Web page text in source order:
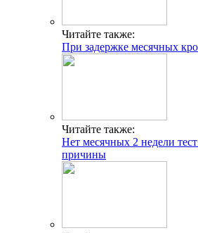
Читайте также:
При задержке месячных
Читайте также:
Нет месячных 2 недели
причины